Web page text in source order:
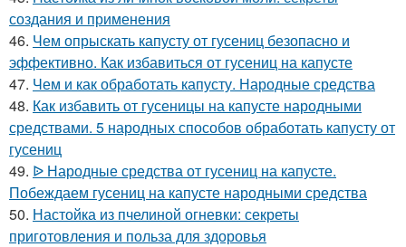
создания и применения
46. Чем опрыскать капусту от гусениц безопасно и
эффективно. Как избавиться от гусениц на капусте
47. Чем и как обработать капусту. Народные средства
48. Как избавить от гусеницы на капусте народными
средствами. 5 народных способов обработать капусту от
гусениц
49. ᐉ Народные средства от гусениц на капусте.
Побеждаем гусениц на капусте народными средства
50. Настойка из пчелиной огневки: секреты
приготовления и польза для здоровья